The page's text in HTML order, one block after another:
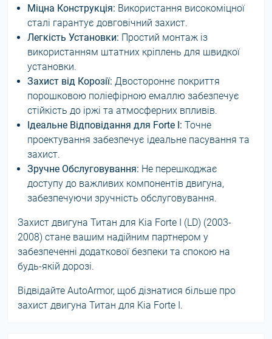
Міцна Конструкція: Використання високоміцної
сталі гарантує довговічний захист.
Легкість Установки: Простий монтаж із
використанням штатних кріплень для швидкої
установки.
Захист від Корозії: Двостороннє покриття
порошковою поліефірною емаллю забезпечує
стійкість до іржі та атмосферних впливів.
Ідеальне Відповідання для Forte I: Точне
проектування забезпечує ідеальне пасування та
захист.
Зручне Обслуговування: Не перешкоджає
доступу до важливих компонентів двигуна,
забезпечуючи зручність обслуговування.
Захист двигуна Титан для Kia Forte I (LD) (2003-
2008) стане вашим надійним партнером у
забезпеченні додаткової безпеки та спокою на
будь-якій дорозі.
Відвідайте AutoArmor, щоб дізнатися більше про
захист двигуна Титан для Kia Forte I.